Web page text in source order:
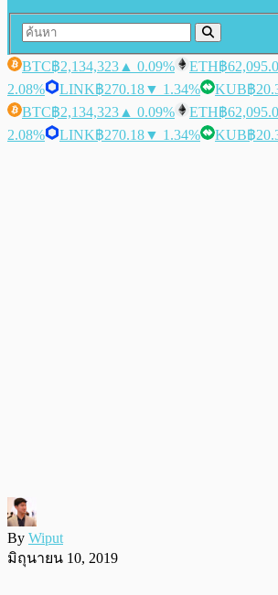
BTC฿2,134,323 ▲ 0.09% ETH฿
2.08%
LINK฿270.18▼ 1.34% KUB฿
BTC฿2,134,323 ▲ 0.09% ETH฿
2.08%
LINK฿270.18▼ 1.34% KUB฿
By Wiput
มิถุนายน 10, 2019